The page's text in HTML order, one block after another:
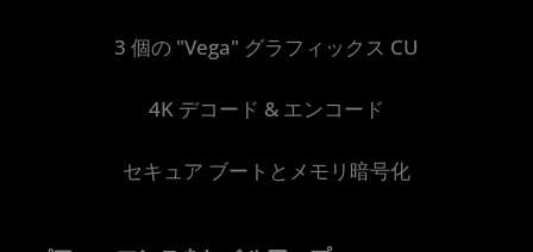
3 個の "Vega" グラフィックス CU
4K デコード & エンコード
セキュア ブートとメモリ暗号化